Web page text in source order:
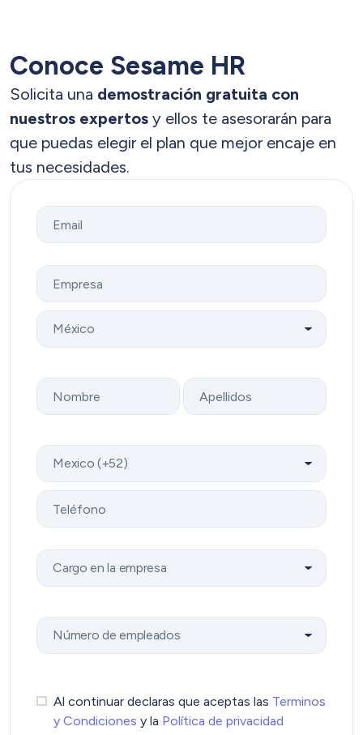
nómina y permite que las áreas
administrativas trabajen con datos siempre
actualizados. Además, genera reportes claros
y exportables, facilitando la conexión con
softwares contables o servicios externos de
liquidación.
Conoce Sesame HR
Solicita una demostración gratuita con
nuestros expertos y ellos te asesorarán para
que puedas elegir el plan que mejor encaje en
tus necesidades.
Al continuar declaras que aceptas las Terminos
y Condiciones y la Política de privacidad